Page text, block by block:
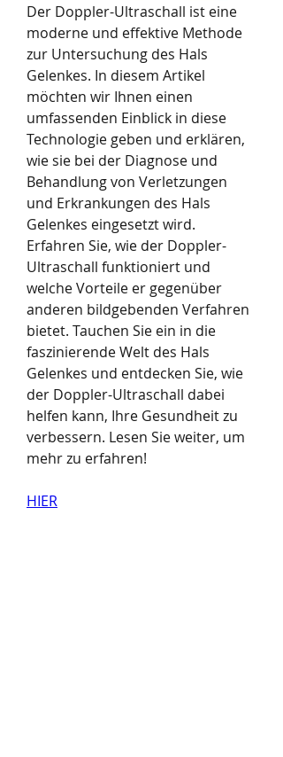
Der Doppler-Ultraschall ist eine
moderne und effektive Methode
zur Untersuchung des Hals
Gelenkes. In diesem Artikel
möchten wir Ihnen einen
umfassenden Einblick in diese
Technologie geben und erklären,
wie sie bei der Diagnose und
Behandlung von Verletzungen
und Erkrankungen des Hals
Gelenkes eingesetzt wird.
Erfahren Sie, wie der Doppler-
Ultraschall funktioniert und
welche Vorteile er gegenüber
anderen bildgebenden Verfahren
bietet. Tauchen Sie ein in die
faszinierende Welt des Hals
Gelenkes und entdecken Sie, wie
der Doppler-Ultraschall dabei
helfen kann, Ihre Gesundheit zu
verbessern. Lesen Sie weiter, um
mehr zu erfahren!
HIER